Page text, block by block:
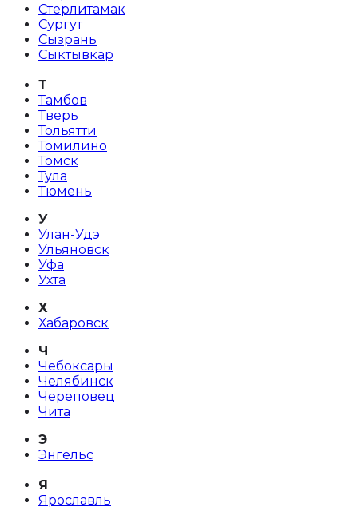
Стерлитамак
Сургут
Сызрань
Сыктывкар
Т
Тамбов
Тверь
Тольятти
Томилино
Томск
Тула
Тюмень
У
Улан-Удэ
Ульяновск
Уфа
Ухта
Х
Хабаровск
Ч
Чебоксары
Челябинск
Череповец
Чита
Э
Энгельс
Я
Ярославль